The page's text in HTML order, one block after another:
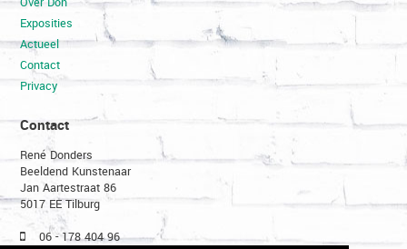
Exposities
Actueel
Contact
Privacy
Contact
René Donders
Beeldend Kunstenaar
Jan Aartestraat 86
5017 EE Tilburg
06 - 178 404 96